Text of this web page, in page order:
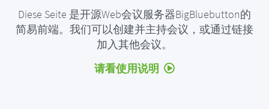
Diese Seite 是开源Web会议服务器BigBluebutton的
简易前端。我们可以创建并主持会议，或通过链接
加入其他会议。
请看使用说明